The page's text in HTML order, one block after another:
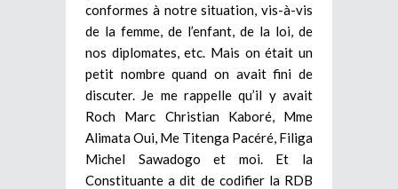
conformes à notre situation, vis-à-vis
de la femme, de l’enfant, de la loi, de
nos diplomates, etc. Mais on était un
petit nombre quand on avait fini de
discuter. Je me rappelle qu’il y avait
Roch Marc Christian Kaboré, Mme
Alimata Oui, Me Titenga Pacéré, Filiga
Michel Sawadogo et moi. Et la
Constituante a dit de codifier la RDB